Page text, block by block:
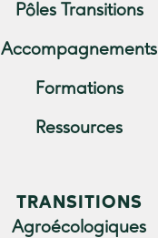
Pôles Transitions
Accompagnements
Formations
Ressources
TRANSITIONS
Agroécologiques